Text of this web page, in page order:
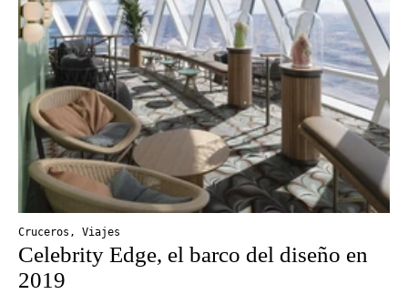
Cruceros , Viajes
Celebrity Edge, el barco del diseño en
2019